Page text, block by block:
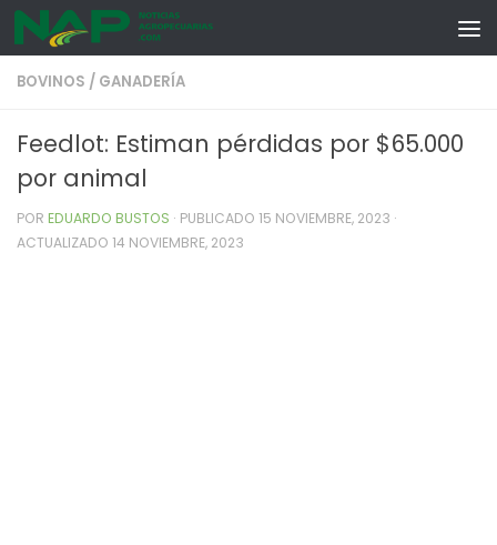
Skip to content
BOVINOS / GANADERÍA
Feedlot: Estiman pérdidas por $65.000
por animal
POR EDUARDO BUSTOS · PUBLICADO 15 NOVIEMBRE, 2023 ·
ACTUALIZADO 14 NOVIEMBRE, 2023